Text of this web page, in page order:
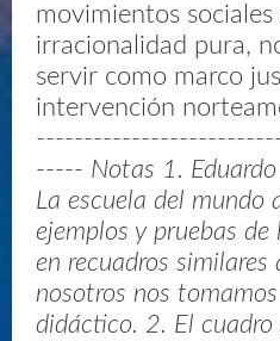
movimientos
irracionalidad pura,
servir como marco
intervención
----- Notas 1.
La escuela del mundo
ejemplos y pruebas
en recuadros
nosotros nos
didáctico. 2. El cuadro